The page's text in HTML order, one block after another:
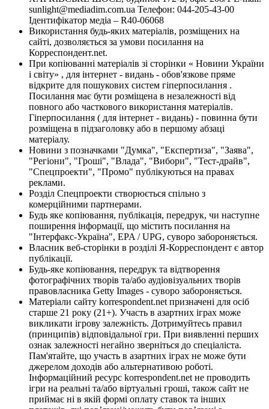
sunlight@mediadim.com.ua Телефон: 044-205-43-00
Ідентифікатор медіа – R40-06068
Використання будь-яких матеріалів, розміщених на
сайті, дозволяється за умови посилання на
Корреспондент.net.
При копіюванні матеріалів зі сторінки « Новини України
і світу» , для інтернет - видань - обов'язкове пряме
відкрите для пошукових систем гіперпосилання .
Посилання має бути розміщена в незалежності від
повного або часткового використання матеріалів.
Гіперпосилання ( для інтернет - видань) - повинна бути
розміщена в підзаголовку або в першому абзаці
матеріалу.
Новини з позначками "Думка", "Експертиза", "Заява",
"Регіони", "Гроші", "Влада", "Вибори", "Тест-драйв",
"Спецпроекти", "Промо" публікуються на правах
реклами.
Розділ Спецпроекти створюється спільно з
комерційними партнерами.
Будь яке копіювання, публікація, передрук, чи наступне
поширення інформації, що містить посилання на
"Інтерфакс-Україна", EPA / UPG, суворо забороняється.
Власник веб-сторінки в розділі Я-Корреспондент є автор
публікації.
Будь-яке копіювання, передрук та відтворення
фотографічних творів та/або аудіовізуальних творів
правовласника Getty Images - суворо забороняється.
Матеріали сайту korrespondent.net призначені для осіб
старше 21 року (21+). Участь в азартних іграх може
викликати ігрову залежність. Дотримуйтесь правил
(принципів) відповідальної гри. При виявленні перших
ознак залежності негайно зверніться до спеціаліста.
Пам'ятайте, що участь в азартних іграх не може бути
джерелом доходів або альтернативою роботі.
Інформаційний ресурс korrespondent.net не проводить
ігри на реальні та/або віртуальні гроші, також сайт не
приймає ні в якій формі оплату ставок та інших